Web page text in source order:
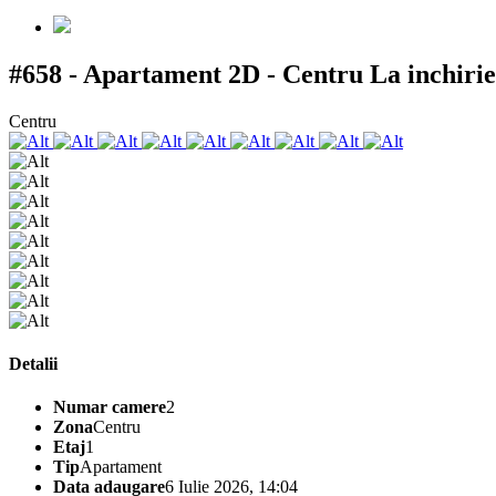
#658 - Apartament 2D - Centru La
Centru
Detalii
Numar camere2
ZonaCentru
Etaj1
TipApartament
Data adaugare6 Iulie 2026, 14:04